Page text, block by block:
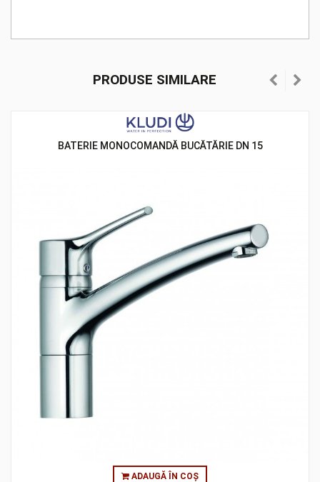
PRODUSE SIMILARE
BATERIE MONOCOMANDĂ BUCĂTĂRIE DN 15
ADAUGĂ ÎN COȘ